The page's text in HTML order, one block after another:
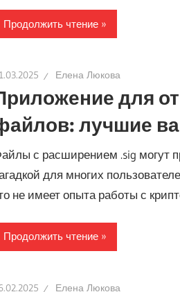
Продолжить чтение
Елена Люкова
для
лучшие
с расширением .sig могут
для многих
не имеет опыта работы с
Продолжить чтение
Елена Люкова